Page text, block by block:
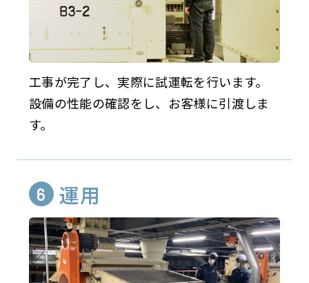
工事が完了し、実際に試運転を行います。
設備の性能の確認をし、お客様に引渡しま
す。
運用